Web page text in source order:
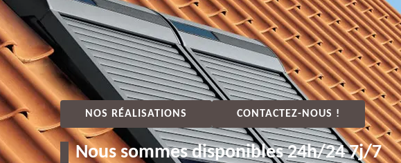
NOS RÉALISATIONS CONTACTEZ-NOUS !
Nous sommes disponibles 24h/24 7j/7